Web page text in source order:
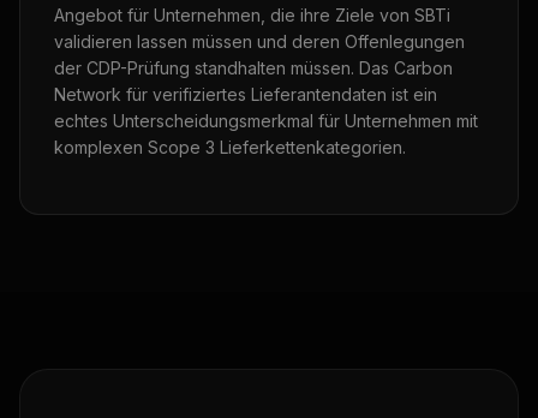
Angebot für Unternehmen, die ihre Ziele von SBTi
validieren lassen müssen und deren Offenlegungen
der CDP-Prüfung standhalten müssen. Das Carbon
Network für verifiziertes Lieferantendaten ist ein
echtes Unterscheidungsmerkmal für Unternehmen mit
komplexen Scope 3 Lieferkettenkategorien.